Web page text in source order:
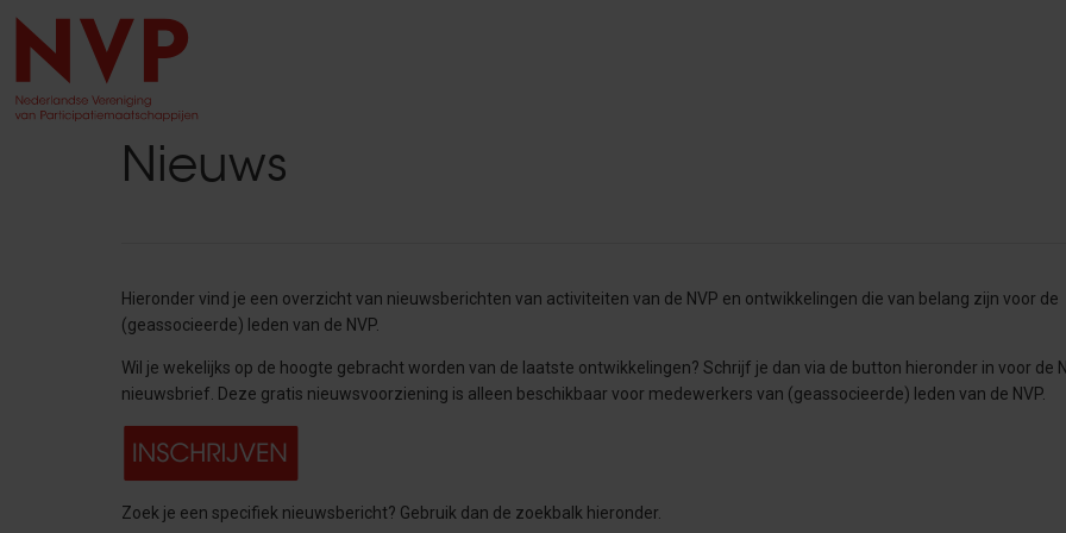
Nieuws
Hieronder vind je een overzicht van nieuwsberichten van activiteiten van de NVP en ontwikkelingen die van belang zijn voor de
(geassocieerde) leden van de NVP.
Wil je wekelijks op de hoogte gebracht worden van de laatste ontwikkelingen? Schrijf je dan via de button hieronder in voor de
nieuwsbrief. Deze gratis nieuwsvoorziening is alleen beschikbaar voor medewerkers van (geassocieerde) leden van de NVP.
Zoek je een specifiek nieuwsbericht? Gebruik dan de zoekbalk hieronder.